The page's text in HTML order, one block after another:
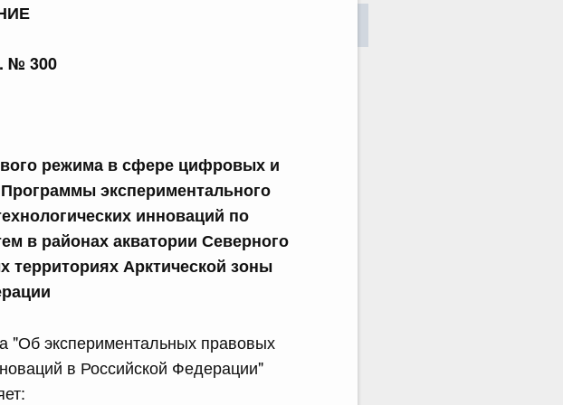
№ 300
режима в сфере цифровых и
экспериментального
инноваций по
в районах акватории Северного
территориях Арктической зоны
"Об экспериментальных правовых
в Российской Федерации"
№ 933
резерва
927
и